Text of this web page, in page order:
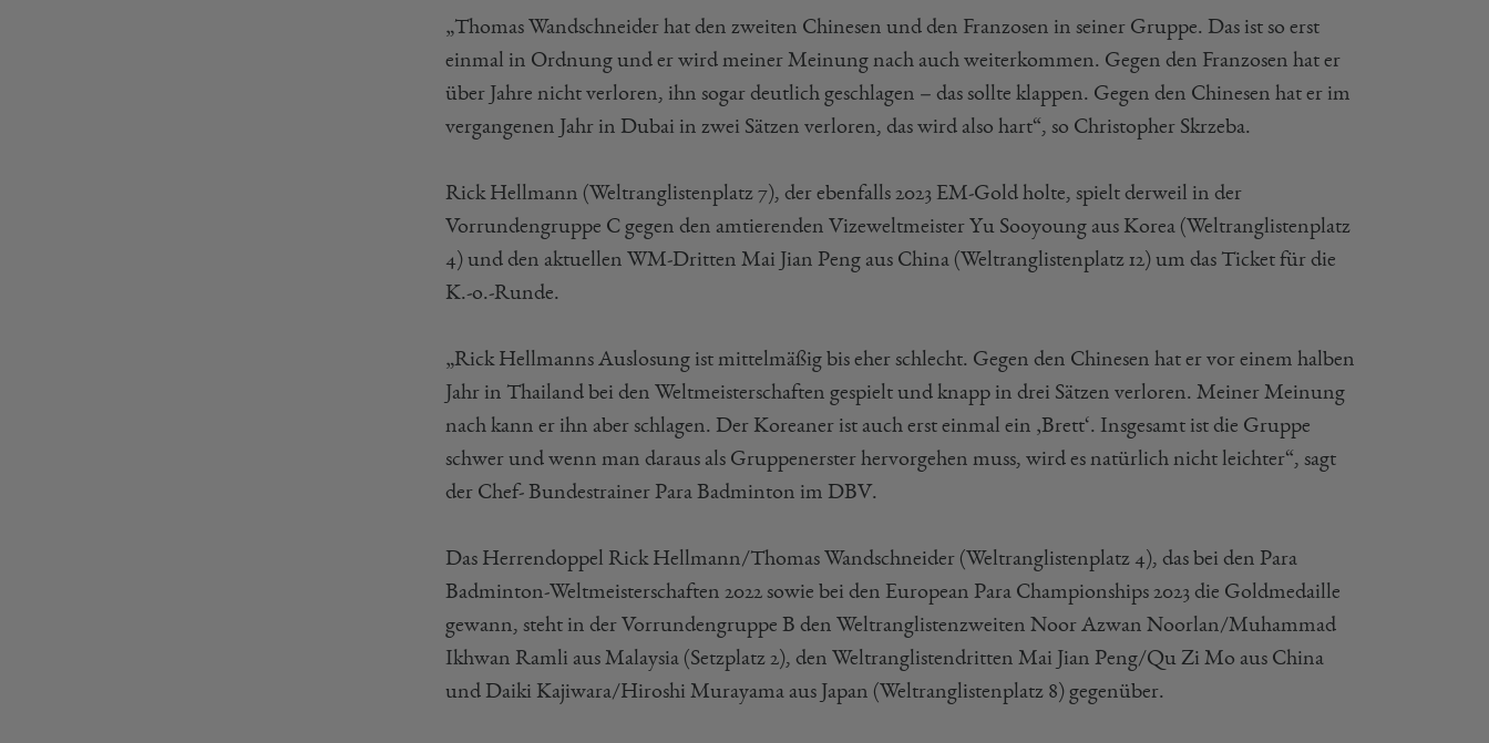
„Thomas Wandschneider hat den zweiten Chinesen und den Franzosen in seiner Gruppe. Das ist so erst
einmal in Ordnung und er wird meiner Meinung nach auch weiterkommen. Gegen den Franzosen hat er
über Jahre nicht verloren, ihn sogar deutlich geschlagen – das sollte klappen. Gegen den Chinesen hat er im
vergangenen Jahr in Dubai in zwei Sätzen verloren, das wird also hart“, so Christopher Skrzeba.
Rick Hellmann (Weltranglistenplatz 7), der ebenfalls 2023 EM-Gold holte, spielt derweil in der
Vorrundengruppe C gegen den amtierenden Vizeweltmeister Yu Sooyoung aus Korea (Weltranglistenplatz
4) und den aktuellen WM-Dritten Mai Jian Peng aus China (Weltranglistenplatz 12) um das Ticket für die
K.-o.-Runde.
„Rick Hellmanns Auslosung ist mittelmäßig bis eher schlecht. Gegen den Chinesen hat er vor einem halben
Jahr in Thailand bei den Weltmeisterschaften gespielt und knapp in drei Sätzen verloren. Meiner Meinung
nach kann er ihn aber schlagen. Der Koreaner ist auch erst einmal ein ‚Brett‘. Insgesamt ist die Gruppe
schwer und wenn man daraus als Gruppenerster hervorgehen muss, wird es natürlich nicht leichter“, sagt
der Chef- Bundestrainer Para Badminton im DBV.
Das Herrendoppel Rick Hellmann/Thomas Wandschneider (Weltranglistenplatz 4), das bei den Para
Badminton-Weltmeisterschaften 2022 sowie bei den European Para Championships 2023 die Goldmedaille
gewann, steht in der Vorrundengruppe B den Weltranglistenzweiten Noor Azwan Noorlan/Muhammad
Ikhwan Ramli aus Malaysia (Setzplatz 2), den Weltranglistendritten Mai Jian Peng/Qu Zi Mo aus China
und Daiki Kajiwara/Hiroshi Murayama aus Japan (Weltranglistenplatz 8) gegenüber.